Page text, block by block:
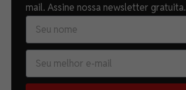
mail. Assine nossa newsletter gratuita.